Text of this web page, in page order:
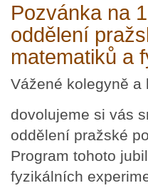
Pozvánka na
oddělení
matematiků a
Vážené kolegyně a
dovolujeme si vás
oddělení pražské
Program tohoto
fyzikálních